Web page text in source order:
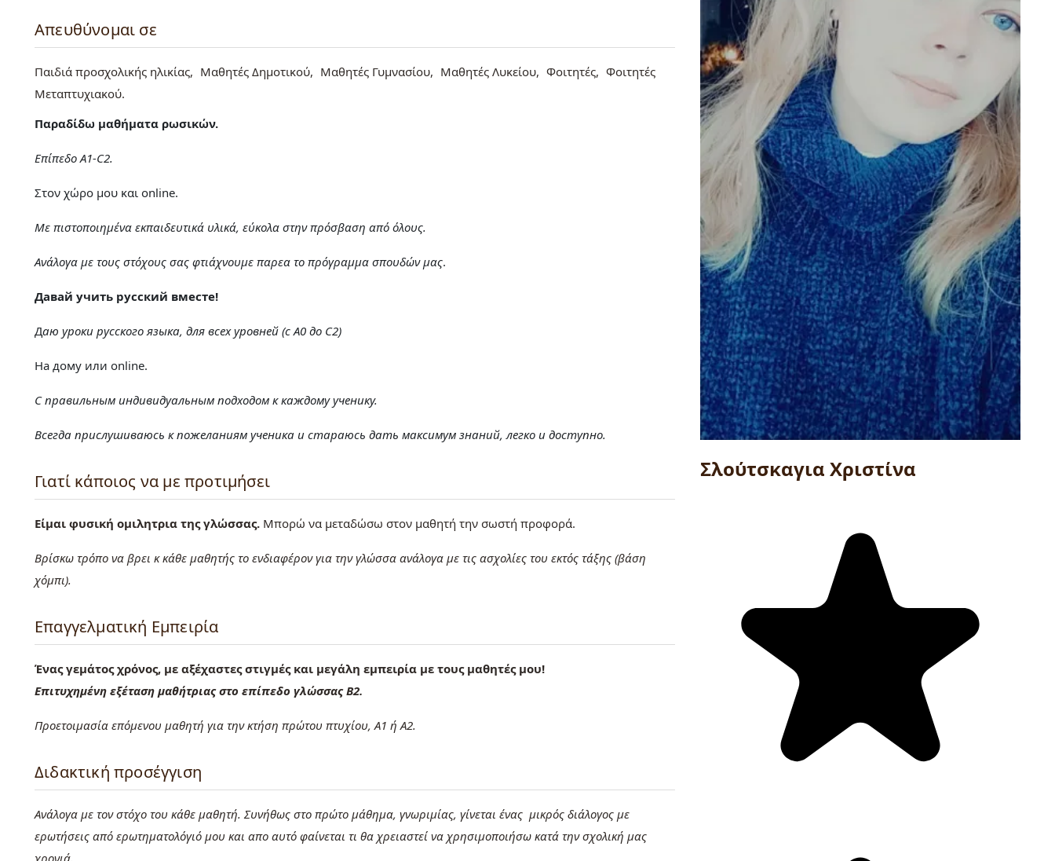
Απευθύνομαι σε
Παιδιά προσχολικής ηλικίας Μαθητές Δημοτικού Μαθητές Γυμνασίου Μαθητές Λυκείου Φοιτητές
Φοιτητές
Μεταπτυχιακού
Παραδίδω μαθήματα ρωσικών.
Επίπεδο Α1-С2.
Στον χώρο μου και online.
Με πιστοποιημένα εκπαιδευτικά υλικά, εύκολα στην πρόσβαση από όλους.
Ανάλογα με τους στόχους σας φτιάχνουμε παρεα το πρόγραμμα σπουδών μας.
Давай учить русский вместе!
Даю уроки русского языка, для всех уровней (с А0 до С2)
На дому или online.
С правильным индивидуальным подходом к каждому ученику.
Всегда прислушиваюсь к пожеланиям ученика и стараюсь дать максимум знаний, легко и доступно.
Γιατί κάποιος να με προτιμήσει
Είμαι φυσική ομιλητρια της γλώσσας. Μπορώ να μεταδώσω στον μαθητή την σωστή προφορά.
Βρίσκω τρόπο να βρει κ κάθε μαθητής το ενδιαφέρον για την γλώσσα ανάλογα με τις ασχολίες του εκτός τάξης (βάση
χόμπι).
Επαγγελματική Εμπειρία
Ένας γεμάτος χρόνος, με αξέχαστες στιγμές και μεγάλη εμπειρία με τους μαθητές μου!
Επιτυχημένη εξέταση μαθήτριας στο επίπεδο γλώσσας Β2.
Προετοιμασία επόμενου μαθητή για την κτήση πρώτου πτυχίου, Α1 ή Α2.
Διδακτική προσέγγιση
Ανάλογα με τον στόχο του κάθε μαθητή. Συνήθως στο πρώτο μάθημα, γνωριμίας, γίνεται ένας μικρός διάλογος με
ερωτήσεις από ερωτηματολόγιό μου και απο αυτό φαίνεται τι θα χρειαστεί να χρησιμοποιήσω κατά την σχολική μας
Σλούτσκαγια Χριστίνα